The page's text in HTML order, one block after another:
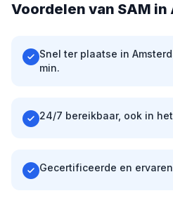
Voordelen van SAM
Snel ter plaatse in
min.
24/7 bereikbaar, ook in
Gecertificeerde en